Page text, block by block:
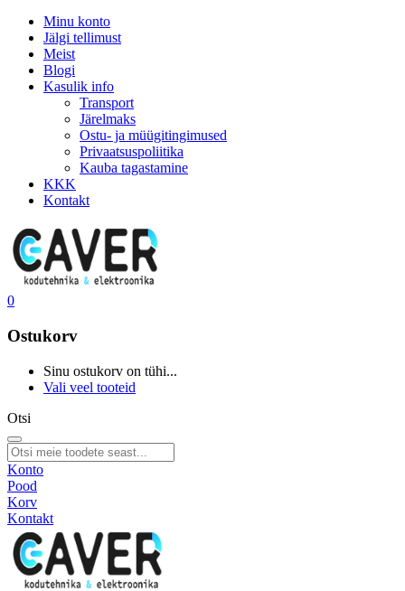
Minu konto
Jälgi tellimust
Meist
Blogi
Kasulik info
Transport
Järelmaks
Ostu- ja müügitingimused
Privaatsuspoliitika
Kauba tagastamine
KKK
Kontakt
0
Ostukorv
Sinu ostukorv on tühi...
Vali veel tooteid
Otsi
Konto
Pood
Korv
Kontakt